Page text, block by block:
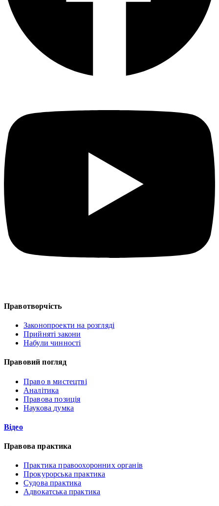
Правотворчість
Законопроекти на розгляді
Прийняті закони
Набули чинності
Правовий погляд
Право в мистецтві
Аналітика
Правова позиція
Наукова думка
Відео
Правова практика
Практика правоохоронних органів
Прокурорська практика
Судова практика
Адвокатська практика